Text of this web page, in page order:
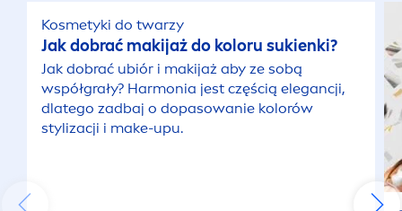
Kosmetyki do twarzy
Jak dobrać makijaż do koloru sukienki?
Jak dobrać ubiór i makijaż aby ze sobą
współgrały? Harmonia jest częścią elegancji,
dlatego zadbaj o dopasowanie kolorów
stylizacji i make-upu.